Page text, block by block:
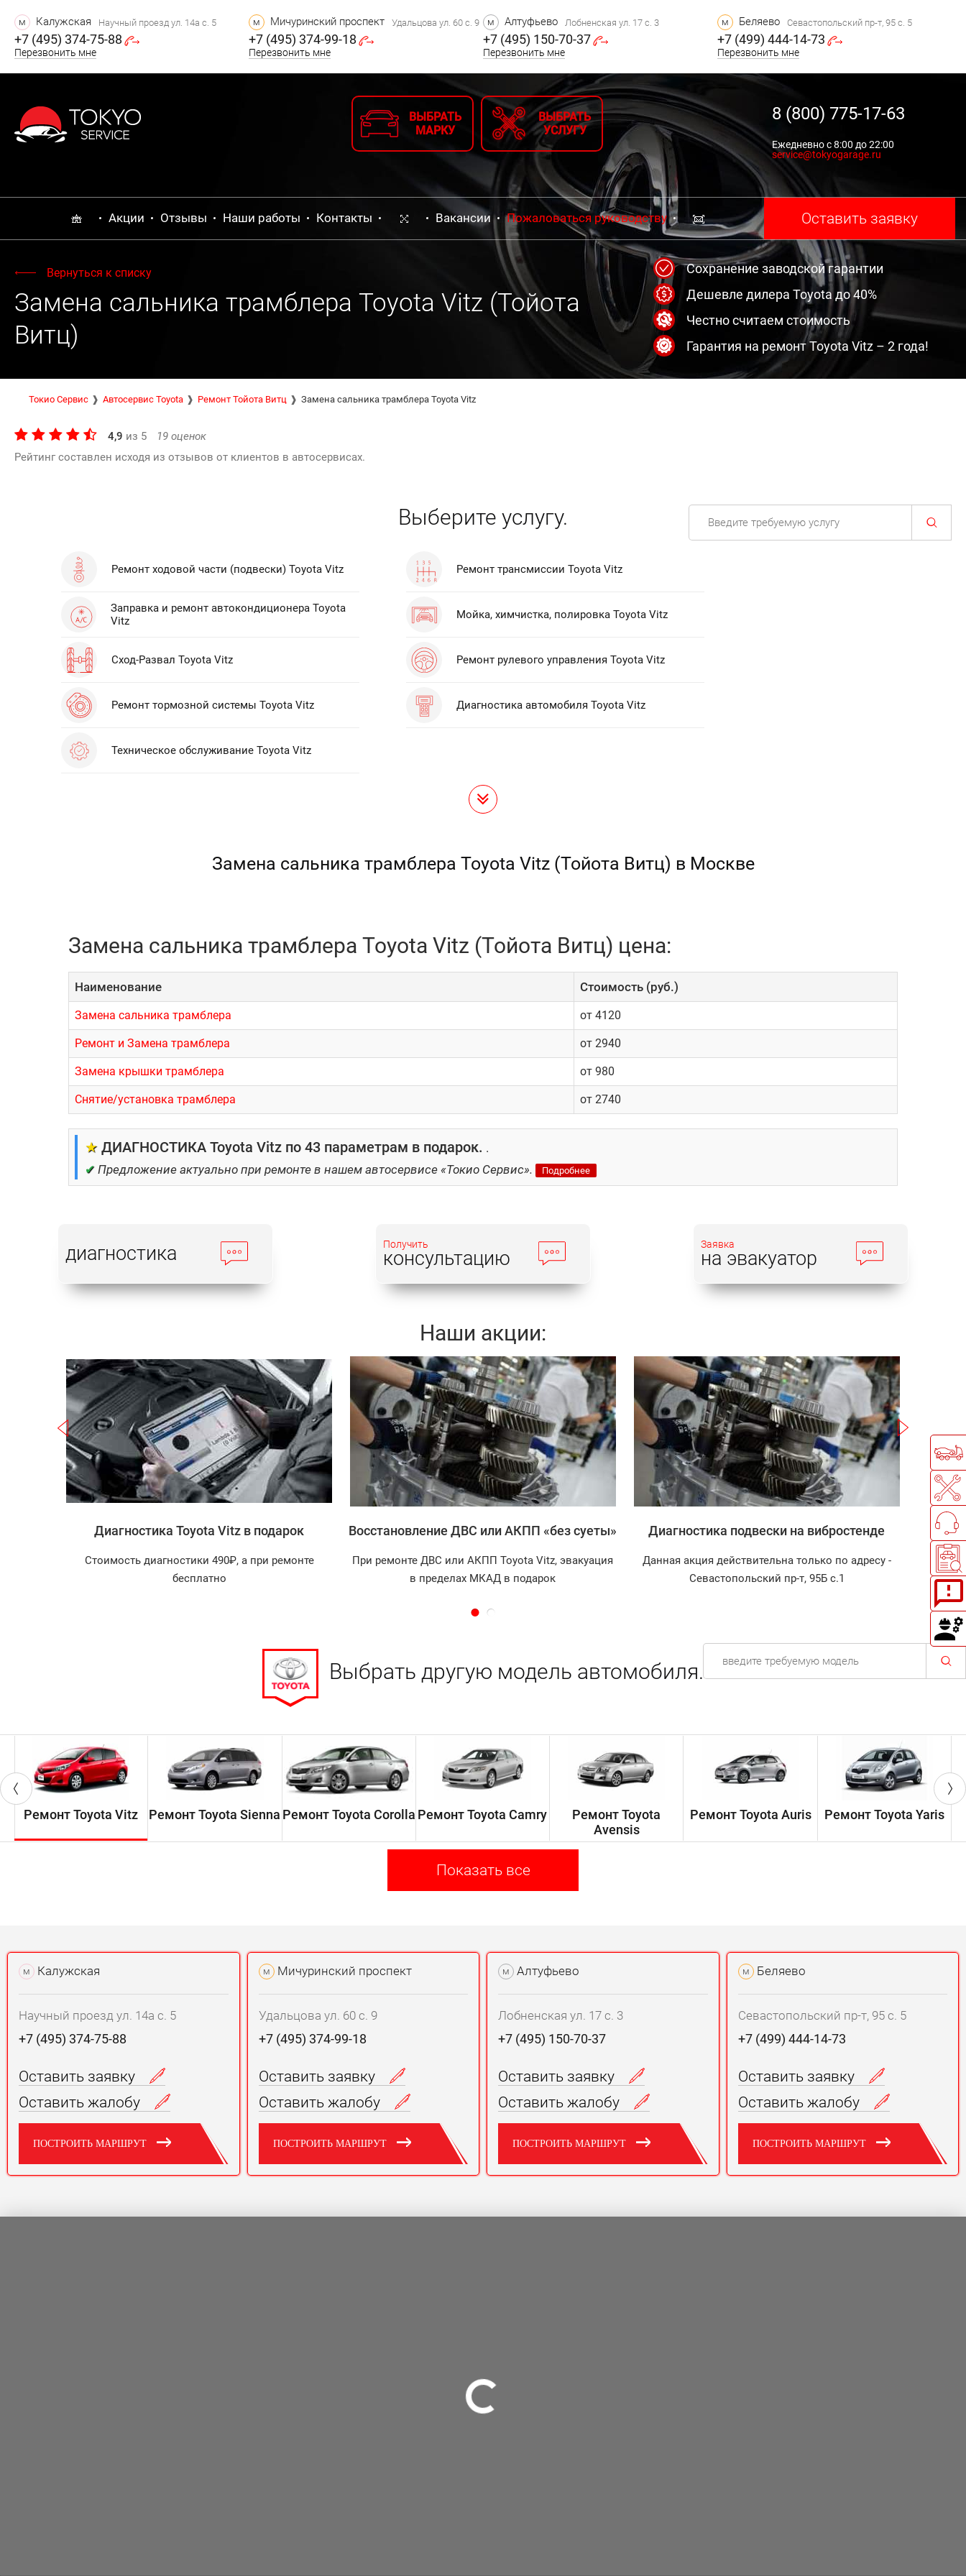
м Калужская Научный проезд ул. 14а с. 5
+7 (495) 374-75-88
Перезвонить мне
м Мичуринский проспект Удальцова ул. 60 с. 9
+7 (495) 374-99-18
Перезвонить мне
м Алтуфьево Лобненская ул. 17 с. 3
+7 (495) 150-70-37
Перезвонить мне
м Беляево Севастопольский пр-т, 95 с. 5
+7 (499) 444-14-73
Перезвонить мне
ВЫБРАТЬ
МАРКУ
ВЫБРАТЬ
УСЛУГУ
8 (800) 775-17-63
Ежедневно с 8:00 до 22:00
service@tokyogarage.ru
Акции Отзывы Наши работы Контакты Вакансии Пожаловаться руководству Оставить заявку
Вернуться к списку
Замена сальника трамблера Toyota Vitz (Тойота
Витц)
Сохранение заводской гарантии
Дешевле дилера Toyota до 40%
Честно считаем стоимость
Гарантия на ремонт Toyota Vitz – 2 года!
Токио Сервис Автосервис Toyota Ремонт Тойота Витц Замена сальника трамблера Toyota Vitz
4,9 из 5 19 оценок
Рейтинг составлен исходя из отзывов от клиентов в автосервисах.
Выберите услугу.
Ремонт ходовой части (подвески) Toyota Vitz Ремонт трансмиссии Toyota Vitz
Заправка и ремонт автокондиционера Toyota
Vitz
Мойка, химчистка, полировка Toyota Vitz
Сход-Развал Toyota Vitz Ремонт рулевого управления Toyota Vitz
Ремонт тормозной системы Toyota Vitz Диагностика автомобиля Toyota Vitz
Техническое обслуживание Toyota Vitz
Замена сальника трамблера Toyota Vitz (Тойота Витц) в Москве
Замена сальника трамблера Toyota Vitz (Тойота Витц) цена:
Наименование Cтоимость (руб.)
Замена сальника трамблера от 4120
Ремонт и Замена трамблера от 2940
Замена крышки трамблера от 980
Снятие/установка трамблера от 2740
★ ДИАГНОСТИКА Toyota Vitz по 43 параметрам в подарок. .
✔ Предложение актуально при ремонте в нашем автосервисе «Токио Сервис». Подробнее
диагностика Получить
консультацию
Заявка
на эвакуатор
Наши акции:
Записаться
Диагностика Toyota Vitz в подарок
Стоимость диагностики 490₽, а при ремонте
бесплатно
Записаться
Восстановление ДВС или АКПП «без суеты»
При ремонте ДВС или АКПП Toyota Vitz, эвакуация
в пределах МКАД в подарок
Записаться
Диагностика подвески на вибростенде
Данная акция действительна только по адресу -
Севастопольский пр-т, 95Б с.1
Выбрать другую модель автомобиля.
Ремонт Toyota Vitz Ремонт Toyota Sienna Ремонт Toyota Corolla Ремонт Toyota Camry
Ремонт Toyota
Avensis
Ремонт Toyota Auris Ремонт Toyota Yaris
Показать все
м Калужская
Научный проезд ул. 14а с. 5
+7 (495) 374-75-88
Оставить заявку
Оставить жалобу
ПОСТРОИТЬ МАРШРУТ
м Мичуринский проспект
Удальцова ул. 60 с. 9
+7 (495) 374-99-18
Оставить заявку
Оставить жалобу
ПОСТРОИТЬ МАРШРУТ
м Алтуфьево
Лобненская ул. 17 с. 3
+7 (495) 150-70-37
Оставить заявку
Оставить жалобу
ПОСТРОИТЬ МАРШРУТ
м Беляево
Севастопольский пр-т, 95 с. 5
+7 (499) 444-14-73
Оставить заявку
Оставить жалобу
ПОСТРОИТЬ МАРШРУТ